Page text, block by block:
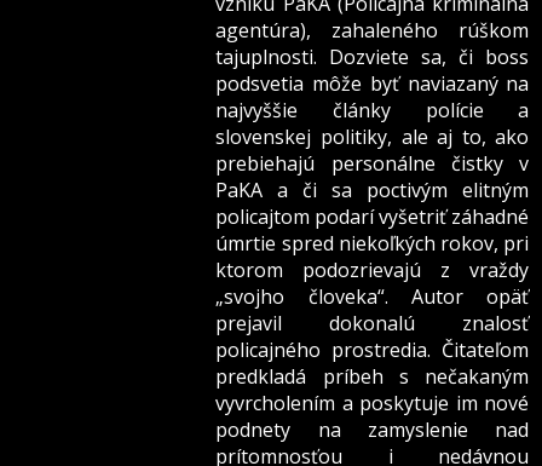
agentúra), zahaleného rúškom
tajuplnosti. Dozviete sa, či boss
podsvetia môže byť naviazaný na
najvyššie články polície a
slovenskej politiky, ale aj to, ako
prebiehajú personálne čistky v
PaKA a či sa poctivým elitným
policajtom podarí vyšetriť záhadné
úmrtie spred niekoľkých rokov, pri
ktorom podozrievajú z vraždy
„svojho človeka“. Autor opäť
prejavil dokonalú znalosť
policajného prostredia. Čitateľom
predkladá príbeh s nečakaným
vyvrcholením a poskytuje im nové
podnety na zamyslenie nad
prítomnosťou i nedávnou